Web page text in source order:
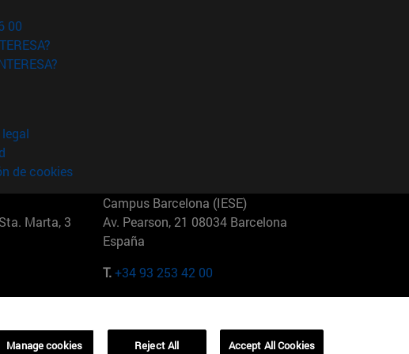
00
de cookies
Marta, 3
Campus Barcelona (IESE)
Av. Pearson, 21 08034 Barcelona
España
T.+34 93 253 42 00
81675
01321001 Bela Vista Brasil
Manage cookies Reject All Accept All Cookies